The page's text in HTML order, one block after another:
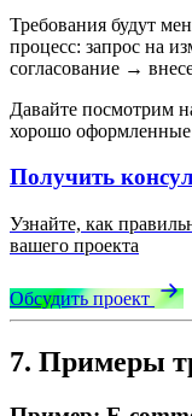
Требования будут
процесс: запрос на
согласование →
Давайте посмотрим
хорошо оформленные
Получить
Узнайте, как
вашего проекта
Обсудить проект
7. Примеры